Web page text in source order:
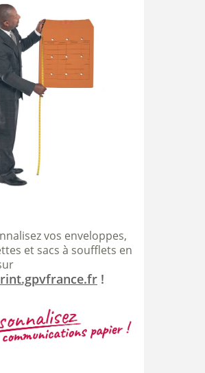
vos enveloppes,
et sacs à soufflets en
!